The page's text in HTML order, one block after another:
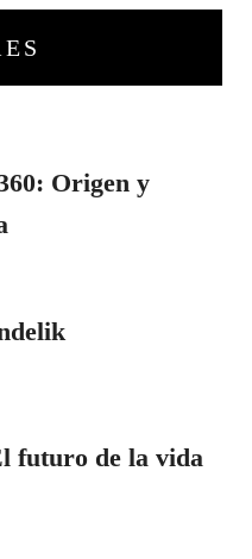
Origen y
futuro de la vida